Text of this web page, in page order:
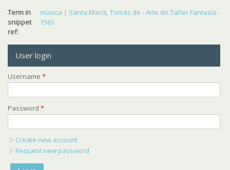
Term in
snippet
ref:
música | Santa María, Tomás de - Arte de Tañer Fantasía -
1565
User login
Username *
Password *
Create new account
Request new password